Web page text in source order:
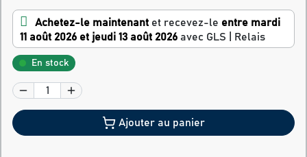
Achetez-le maintenant et recevez-le entre mardi
11 août 2026 et jeudi 13 août 2026 avec GLS | Relais
En stock
Ajouter au panier